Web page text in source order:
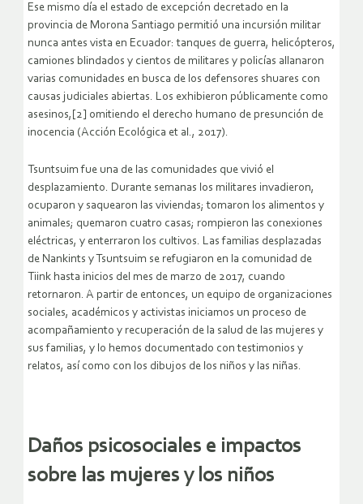
Ese mismo día el estado de excepción decretado en la
provincia de Morona Santiago permitió una incursión militar
nunca antes vista en Ecuador: tanques de guerra, helicópteros,
camiones blindados y cientos de militares y policías allanaron
varias comunidades en busca de los defensores shuares con
causas judiciales abiertas. Los exhibieron públicamente como
asesinos,[2] omitiendo el derecho humano de presunción de
inocencia (Acción Ecológica et al., 2017).
Tsuntsuim fue una de las comunidades que vivió el
desplazamiento. Durante semanas los militares invadieron,
ocuparon y saquearon las viviendas; tomaron los alimentos y
animales; quemaron cuatro casas; rompieron las conexiones
eléctricas, y enterraron los cultivos. Las familias desplazadas
de Nankints y Tsuntsuim se refugiaron en la comunidad de
Tiink hasta inicios del mes de marzo de 2017, cuando
retornaron. A partir de entonces, un equipo de organizaciones
sociales, académicos y activistas iniciamos un proceso de
acompañamiento y recuperación de la salud de las mujeres y
sus familias, y lo hemos documentado con testimonios y
relatos, así como con los dibujos de los niños y las niñas.
Daños psicosociales e impactos
sobre las mujeres y los niños